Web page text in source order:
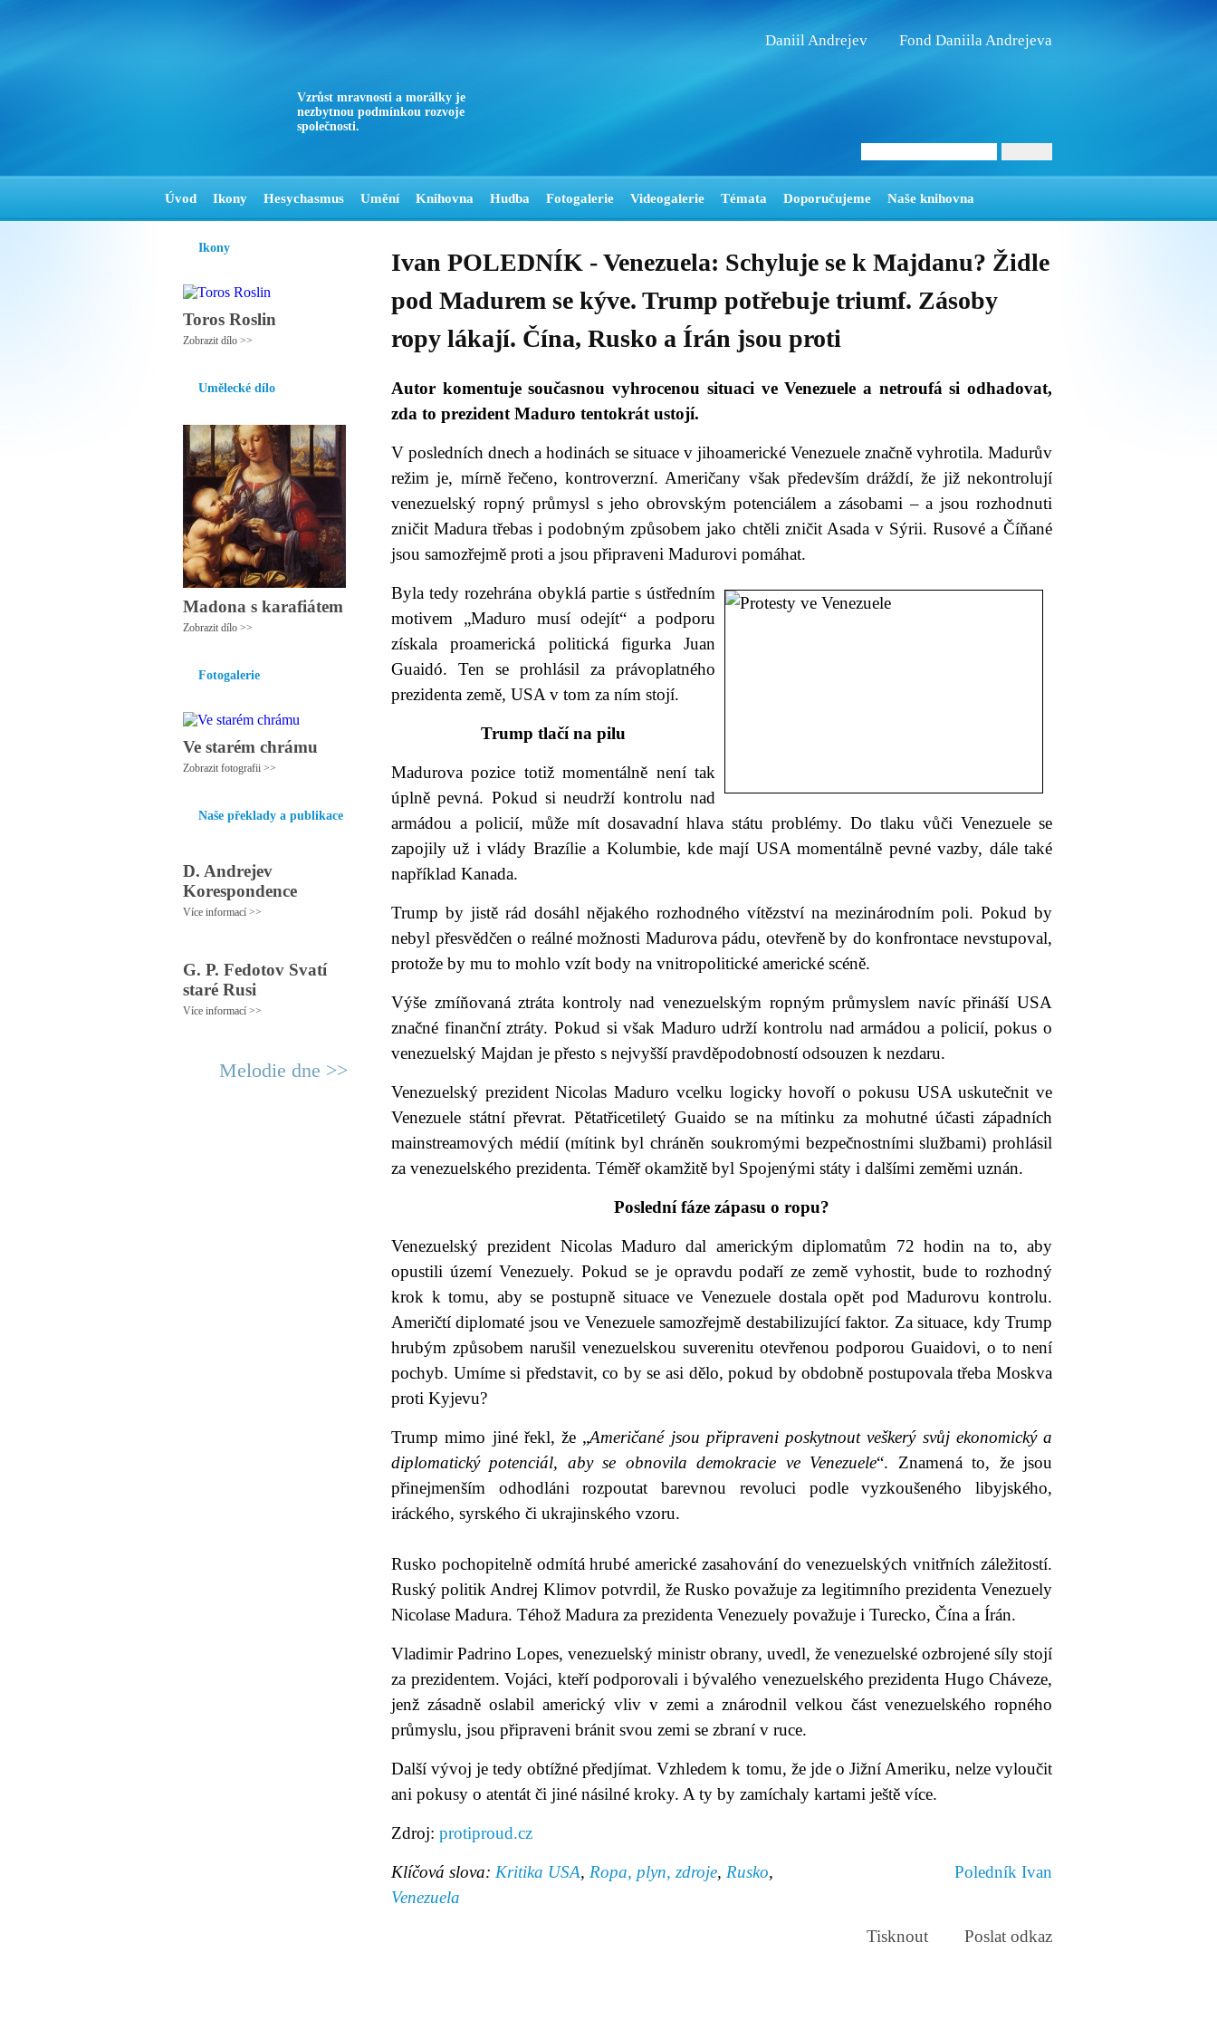
Vzrůst mravnosti a morálky je
nezbytnou podmínkou rozvoje
společnosti.
Daniil Andrejev Fond Daniila Andrejeva
Úvod Ikony Hesychasmus Umění Knihovna Hudba Fotogalerie Videogalerie Témata Doporučujeme Naše knihovna
Ikony
Toros Roslin
Zobrazit dílo >>
Umělecké dílo
Madona s karafiátem
Zobrazit dílo >>
Fotogalerie
Ve starém chrámu
Zobrazit fotografii >>
Naše překlady a publikace
D. Andrejev
Korespondence
Více informací >>
G. P. Fedotov Svatí
staré Rusi
Více informací >>
Melodie dne >>
Ivan POLEDNÍK - Venezuela: Schyluje se k Majdanu? Židle
pod Madurem se kýve. Trump potřebuje triumf. Zásoby
ropy lákají. Čína, Rusko a Írán jsou proti
Autor komentuje současnou vyhrocenou situaci ve Venezuele a netroufá si odhadovat,
zda to prezident Maduro tentokrát ustojí.
V posledních dnech a hodinách se situace v jihoamerické Venezuele značně vyhrotila. Madurův
režim je, mírně řečeno, kontroverzní. Američany však především dráždí, že již nekontrolují
venezuelský ropný průmysl s jeho obrovským potenciálem a zásobami – a jsou rozhodnuti
zničit Madura třebas i podobným způsobem jako chtěli zničit Asada v Sýrii. Rusové a Číňané
jsou samozřejmě proti a jsou připraveni Madurovi pomáhat.
Byla tedy rozehrána obyklá partie s ústředním
motivem „Maduro musí odejít“ a podporu
získala proamerická politická figurka Juan
Guaidó. Ten se prohlásil za právoplatného
prezidenta země, USA v tom za ním stojí.
Trump tlačí na pilu
Madurova pozice totiž momentálně není tak
úplně pevná. Pokud si neudrží kontrolu nad
armádou a policií, může mít dosavadní hlava státu problémy. Do tlaku vůči Venezuele se
zapojily už i vlády Brazílie a Kolumbie, kde mají USA momentálně pevné vazby, dále také
například Kanada.
Trump by jistě rád dosáhl nějakého rozhodného vítězství na mezinárodním poli. Pokud by
nebyl přesvědčen o reálné možnosti Madurova pádu, otevřeně by do konfrontace nevstupoval,
protože by mu to mohlo vzít body na vnitropolitické americké scéně.
Výše zmíňovaná ztráta kontroly nad venezuelským ropným průmyslem navíc přináší USA
značné finanční ztráty. Pokud si však Maduro udrží kontrolu nad armádou a policií, pokus o
venezuelský Majdan je přesto s nejvyšší pravděpodobností odsouzen k nezdaru.
Venezuelský prezident Nicolas Maduro vcelku logicky hovoří o pokusu USA uskutečnit ve
Venezuele státní převrat. Pětatřicetiletý Guaido se na mítinku za mohutné účasti západních
mainstreamových médií (mítink byl chráněn soukromými bezpečnostními službami) prohlásil
za venezuelského prezidenta. Téměř okamžitě byl Spojenými státy i dalšími zeměmi uznán.
Poslední fáze zápasu o ropu?
Venezuelský prezident Nicolas Maduro dal americkým diplomatům 72 hodin na to, aby
opustili území Venezuely. Pokud se je opravdu podaří ze země vyhostit, bude to rozhodný
krok k tomu, aby se postupně situace ve Venezuele dostala opět pod Madurovu kontrolu.
Američtí diplomaté jsou ve Venezuele samozřejmě destabilizující faktor. Za situace, kdy Trump
hrubým způsobem narušil venezuelskou suverenitu otevřenou podporou Guaidovi, o to není
pochyb. Umíme si představit, co by se asi dělo, pokud by obdobně postupovala třeba Moskva
proti Kyjevu?
Trump mimo jiné řekl, že „Američané jsou připraveni poskytnout veškerý svůj ekonomický a
diplomatický potenciál, aby se obnovila demokracie ve Venezuele“. Znamená to, že jsou
přinejmenším odhodláni rozpoutat barevnou revoluci podle vyzkoušeného libyjského,
iráckého, syrského či ukrajinského vzoru.
Rusko pochopitelně odmítá hrubé americké zasahování do venezuelských vnitřních záležitostí.
Ruský politik Andrej Klimov potvrdil, že Rusko považuje za legitimního prezidenta Venezuely
Nicolase Madura. Téhož Madura za prezidenta Venezuely považuje i Turecko, Čína a Írán.
Vladimir Padrino Lopes, venezuelský ministr obrany, uvedl, že venezuelské ozbrojené síly stojí
za prezidentem. Vojáci, kteří podporovali i bývalého venezuelského prezidenta Hugo Cháveze,
jenž zásadně oslabil americký vliv v zemi a znárodnil velkou část venezuelského ropného
průmyslu, jsou připraveni bránit svou zemi se zbraní v ruce.
Další vývoj je tedy obtížné předjímat. Vzhledem k tomu, že jde o Jižní Ameriku, nelze vyloučit
ani pokusy o atentát či jiné násilné kroky. A ty by zamíchaly kartami ještě více.
Zdroj: protiproud.cz
Klíčová slova: Kritika USA, Ropa, plyn, zdroje, Rusko,
Venezuela
Poledník Ivan
Tisknout Poslat odkaz